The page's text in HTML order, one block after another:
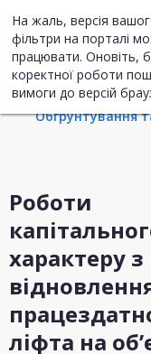
На жаль, версія
фільтри на порталі
працювати. Оновіть,
коректної роботи
вимоги до версій
Обгрунтування
Роботи
характеру з
ліфта на